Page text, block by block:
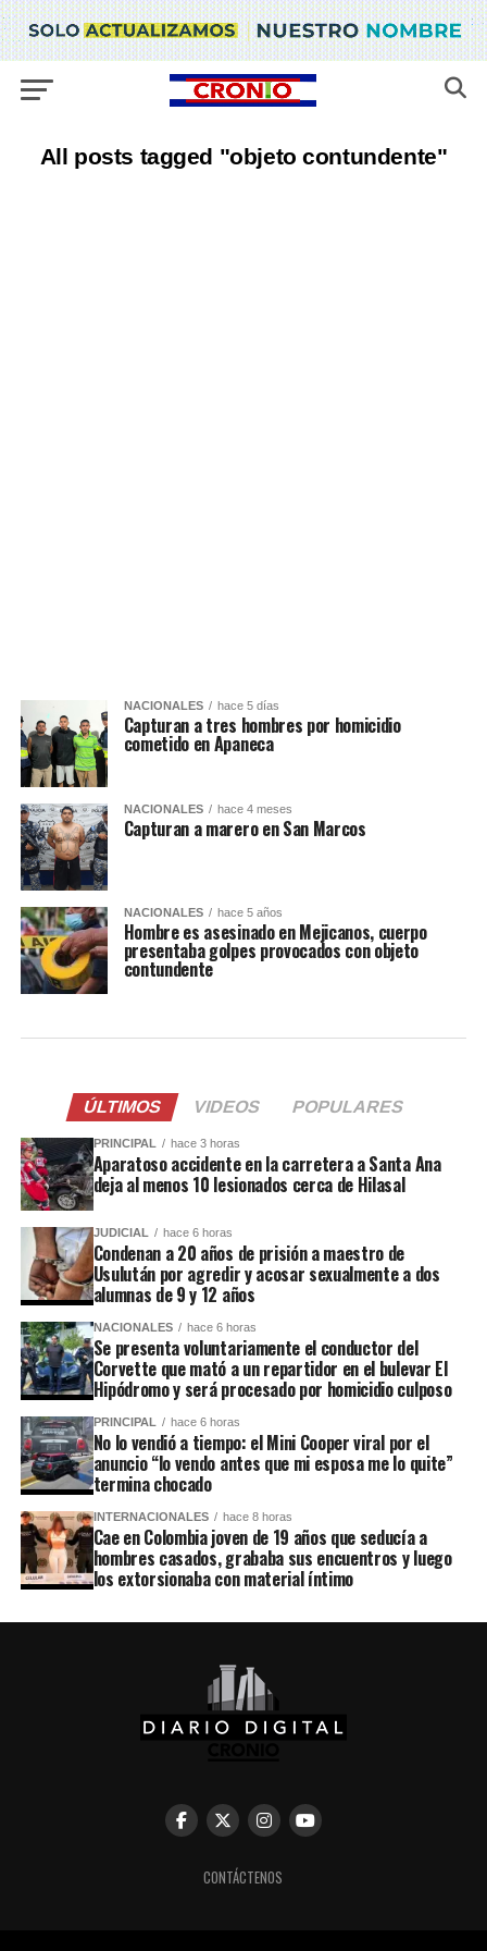
All posts tagged "objeto contundente"
NACIONALES hace 5 días
Capturan a tres hombres por homicidio
cometido en Apaneca
NACIONALES hace 4 meses
Capturan a marero en San Marcos
NACIONALES hace 5 años
Hombre es asesinado en Mejicanos, cuerpo
presentaba golpes provocados con objeto
contundente
ÚLTIMOS VIDEOS POPULARES
PRINCIPAL hace 3 horas
Aparatoso accidente en la carretera a Santa Ana
deja al menos 10 lesionados cerca de Hilasal
JUDICIAL hace 6 horas
Condenan a 20 años de prisión a maestro de
Usulután por agredir y acosar sexualmente a dos
alumnas de 9 y 12 años
NACIONALES hace 6 horas
Se presenta voluntariamente el conductor del
Corvette que mató a un repartidor en el bulevar El
Hipódromo y será procesado por homicidio culposo
PRINCIPAL hace 6 horas
No lo vendió a tiempo: el Mini Cooper viral por el
anuncio “lo vendo antes que mi esposa me lo quite”
termina chocado
INTERNACIONALES hace 8 horas
Cae en Colombia joven de 19 años que seducía a
hombres casados, grababa sus encuentros y luego
los extorsionaba con material íntimo
CONTÁCTENOS